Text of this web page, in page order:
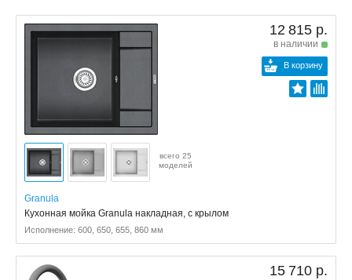
12 815 р.
в наличии
В корзину
всего 25
моделей
Granula
Кухонная мойка Granula накладная, с крылом
Исполнение: 600, 650, 655, 860 мм
15 710 р.